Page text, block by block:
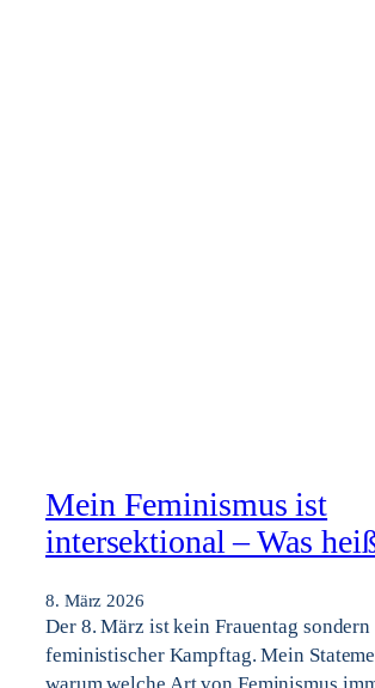
Mein Feminismus ist
intersektional – Was
8. März 2026
Der 8. März ist kein Frauentag sondern
feministischer Kampftag. Mein
warum welche Art von Feminismus